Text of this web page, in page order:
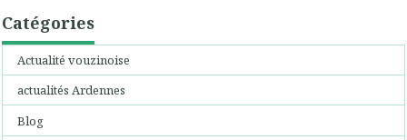
Catégories
Actualité vouzinoise
actualités Ardennes
Blog